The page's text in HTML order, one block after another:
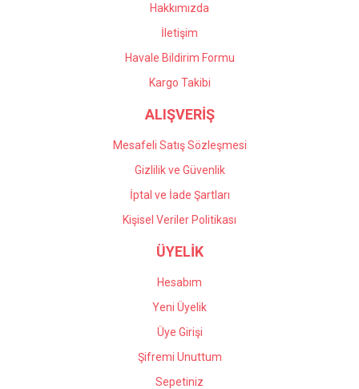
Hakkımızda
İletişim
Havale Bildirim Formu
Kargo Takibi
ALIŞVERİŞ
Mesafeli Satış Sözleşmesi
Gizlilik ve Güvenlik
İptal ve İade Şartları
Kişisel Veriler Politikası
ÜYELİK
Hesabım
Yeni Üyelik
Üye Girişi
Şifremi Unuttum
Sepetiniz